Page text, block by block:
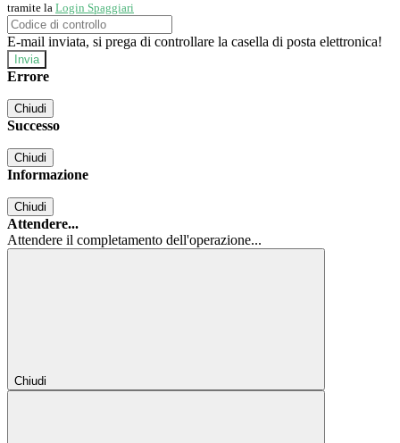
tramite la Login Spaggiari
E-mail inviata, si prega di controllare la casella di posta elettronica!
Errore
Chiudi
Successo
Chiudi
Informazione
Chiudi
Attendere...
Attendere il completamento dell'operazione...
Chiudi